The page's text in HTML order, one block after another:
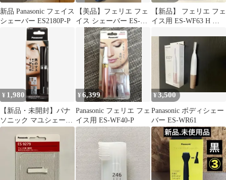
新品 Panasonic フェイス
シェーバー ES2180P-P
【美品】フェリエ フェ
イス シェーバー ES-
WF63-P ピンク パナソ
ニック
【新品】 フェリエ フェ
イス用 ES-WF63 H グ
¥ 1,980
【新品・未開封】パナ
ソニック マユシェーバ
ー 黒 ER-GM20-K
¥6,399
Panasonic フェリエ フェ
イス用 ES-WF40-P
¥3,500
Panasonic ボディシェー
バー ES-WR61